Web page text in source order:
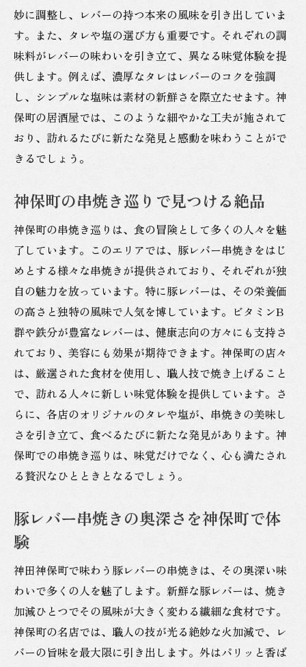
妙に調整し、レバーの持つ本来の風味を引き出していま
す。また、タレや塩の選び方も重要です。それぞれの調
味料がレバーの味わいを引き立て、異なる味覚体験を提
供します。例えば、濃厚なタレはレバーのコクを強調
し、シンプルな塩味は素材の新鮮さを際立たせます。神
保町の居酒屋では、このような細やかな工夫が施されて
おり、訪れるたびに新たな発見と感動を味わうことがで
きるでしょう。
神保町の串焼き巡りで見つける絶品
神保町の串焼き巡りは、食の冒険として多くの人々を魅
了しています。このエリアでは、豚レバー串焼きをはじ
めとする様々な串焼きが提供されており、それぞれが独
自の魅力を放っています。特に豚レバーは、その栄養価
の高さと独特の風味で人気を博しています。ビタミンB
群や鉄分が豊富なレバーは、健康志向の方々にも支持さ
れており、美容にも効果が期待できます。神保町の店々
は、厳選された食材を使用し、職人技で焼き上げること
で、訪れる人々に新しい味覚体験を提供しています。さ
らに、各店のオリジナルのタレや塩が、串焼きの美味し
さを引き立て、食べるたびに新たな発見があります。神
保町での串焼き巡りは、味覚だけでなく、心も満たされ
る贅沢なひとときとなるでしょう。
豚レバー串焼きの奥深さを神保町で体
験
神田神保町で味わう豚レバーの串焼きは、その奥深い味
わいで多くの人を魅了します。新鮮な豚レバーは、焼き
加減ひとつでその風味が大きく変わる繊細な食材です。
神保町の名店では、職人の技が光る絶妙な火加減で、レ
バーの旨味を最大限に引き出します。外はパリッと香ば